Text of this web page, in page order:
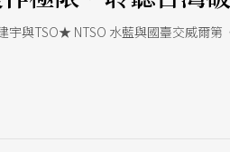
與TSO★ NTSO 水藍與國臺交威爾